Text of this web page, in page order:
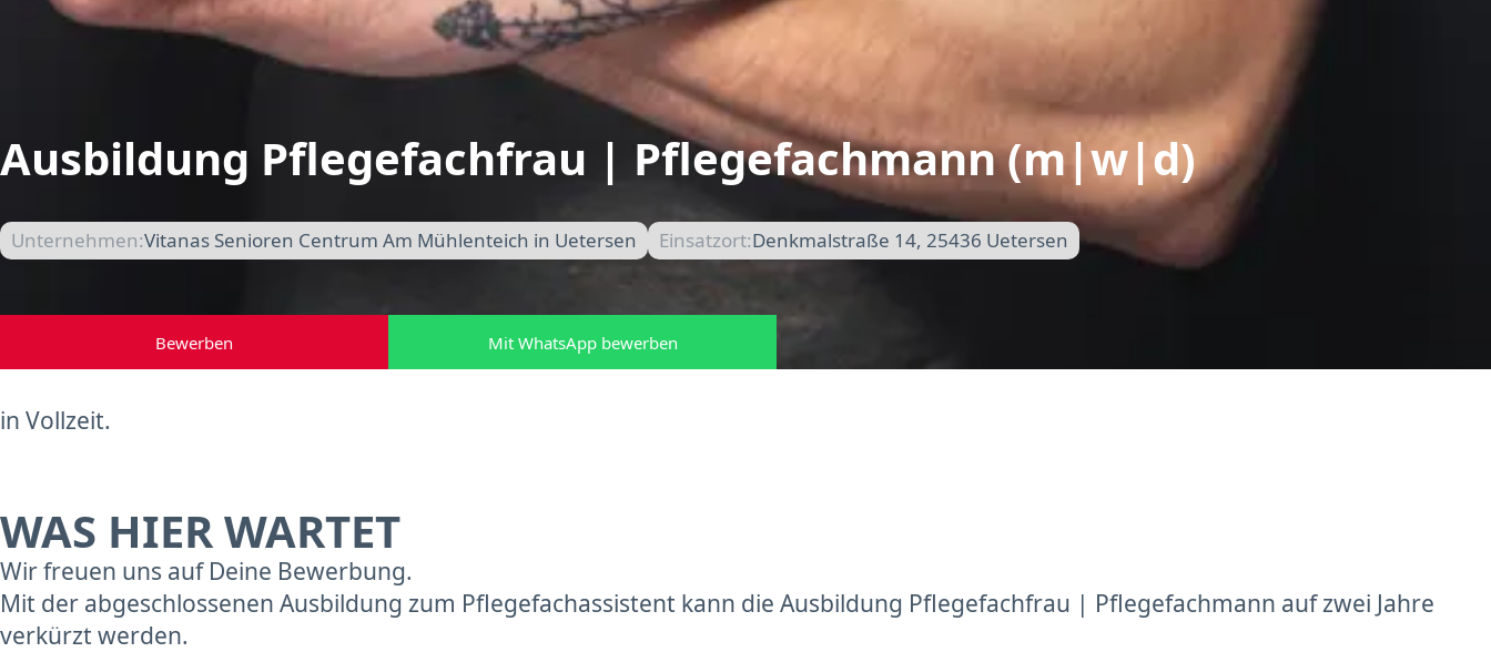
Ausbildung Pflegefachfrau | Pflegefachmann (m|w|d)
Unternehmen:Vitanas Senioren Centrum Am Mühlenteich in Uetersen Einsatzort:Denkmalstraße 14, 25436 Uetersen
Bewerben Mit WhatsApp bewerben
in Vollzeit.
WAS HIER WARTET
Wir freuen uns auf Deine Bewerbung.
Mit der abgeschlossenen Ausbildung zum Pflegefachassistent kann die Ausbildung Pflegefachfrau | Pflegefachmann auf zwei Jahre
verkürzt werden.